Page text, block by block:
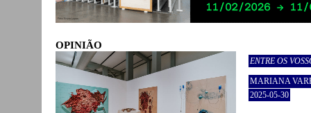
OPINIÃO
ENTRE OS
MARIANA
2025-05-30